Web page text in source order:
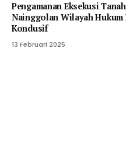
Pengamanan Eksekusi
Nainggolan Wilayah
Kondusif
13 Februari 2025